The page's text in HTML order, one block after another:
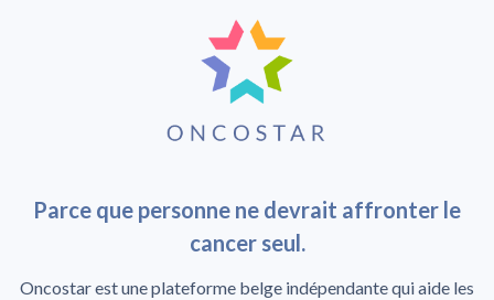
Parce que personne ne devrait affronter le
cancer seul.
Oncostar est une plateforme belge indépendante qui aide les